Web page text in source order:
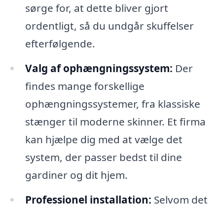
sørge for, at dette bliver gjort
ordentligt, så du undgår skuffelser
efterfølgende.
Valg af ophængningssystem: Der
findes mange forskellige
ophængningssystemer, fra klassiske
stænger til moderne skinner. Et firma
kan hjælpe dig med at vælge det
system, der passer bedst til dine
gardiner og dit hjem.
Professionel installation: Selvom det